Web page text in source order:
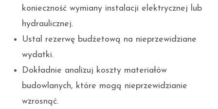
konieczność wymiany instalacji elektrycznej lub
hydraulicznej.
Ustal rezerwę budżetową na nieprzewidziane
wydatki.
Dokładnie analizuj koszty materiałów
budowlanych, które mogą nieprzewidzianie
wzrosnąć.